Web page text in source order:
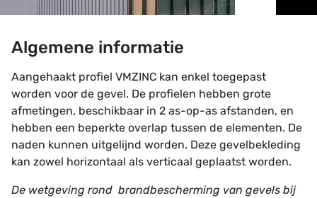
Algemene informatie
Aangehaakt profiel VMZINC kan enkel toegepast
worden voor de gevel. De profielen hebben grote
afmetingen, beschikbaar in 2 as-op-as afstanden, en
hebben een beperkte overlap tussen de elementen. De
naden kunnen uitgelijnd worden. Deze gevelbekleding
kan zowel horizontaal als verticaal geplaatst worden.
De wetgeving rond brandbescherming van gevels bij